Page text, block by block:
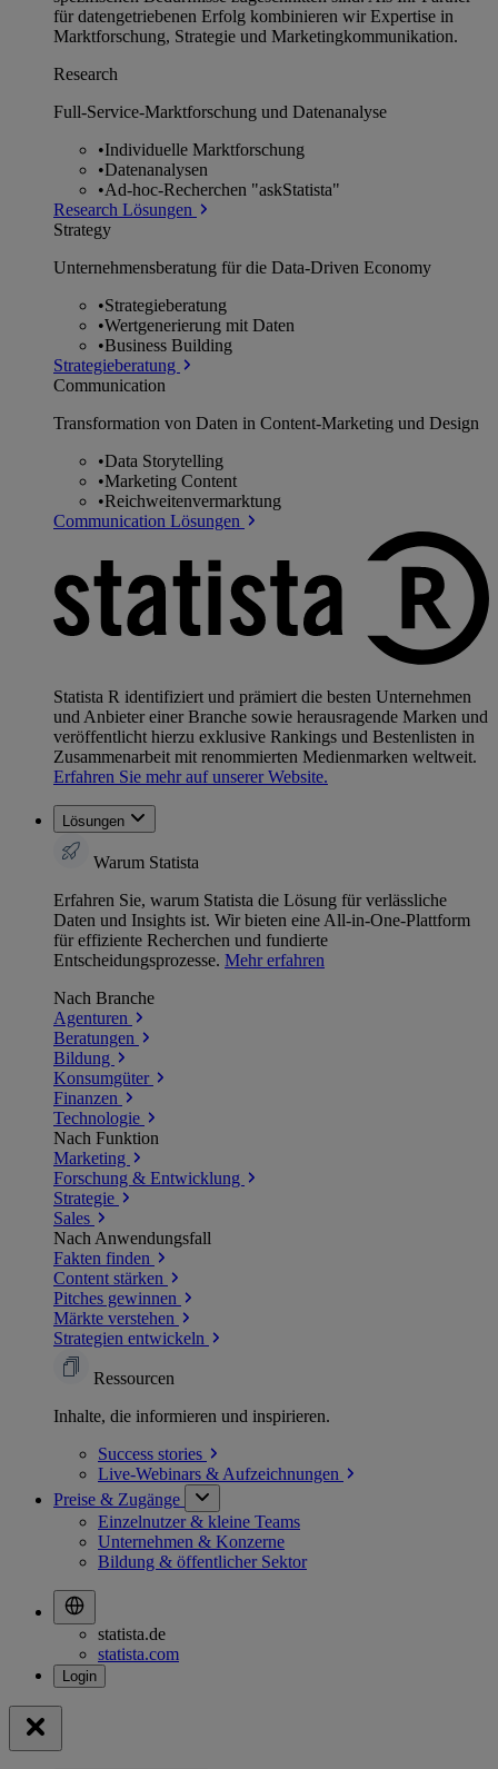
für datengetriebenen Erfolg kombinieren wir Expertise in
Marktforschung, Strategie und Marketingkommunikation.
Research
Full-Service-Marktforschung und Datenanalyse
•Individuelle Marktforschung
•Datenanalysen
•Ad-hoc-Recherchen "askStatista"
Research Lösungen
Strategy
Unternehmens­beratung für die Data-Driven Economy
•Strategieberatung
•Wertgenerierung mit Daten
•Business Building
Strategieberatung
Communication
Transformation von Daten in Content-Marketing und Design
•Data Storytelling
•Marketing Content
•Reichweitenvermarktung
Communication Lösungen
Statista R identifiziert und prämiert die besten Unternehmen
und Anbieter einer Branche sowie herausragende Marken und
veröffentlicht hierzu exklusive Rankings und Bestenlisten in
Zusammenarbeit mit renommierten Medienmarken weltweit.
Erfahren Sie mehr auf unserer Website.
Lösungen
Warum Statista
Erfahren Sie, warum Statista die Lösung für verlässliche
Daten und Insights ist. Wir bieten eine All-in-One-Plattform
für effiziente Recherchen und fundierte
Entscheidungsprozesse. Mehr erfahren
Nach Branche
Agenturen
Beratungen
Bildung
Konsumgüter
Finanzen
Technologie
Nach Funktion
Marketing
Forschung & Entwicklung
Strategie
Sales
Nach Anwendungsfall
Fakten finden
Content stärken
Pitches gewinnen
Märkte verstehen
Strategien entwickeln
Ressourcen
Inhalte, die informieren und inspirieren.
Success stories
Live-Webinars & Aufzeichnungen
Preise & Zugänge
Einzelnutzer & kleine Teams
Unternehmen & Konzerne
Bildung & öffentlicher Sektor
statista.de
statista.com